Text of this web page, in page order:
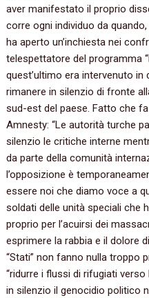
aver manifestato il proprio
corre ogni individuo da
ha aperto un’inchiesta nei
telespettatore del programma‭
quest’ultimo era intervenuto
rimanere in silenzio di fronte
sud-est del paese.‭ ‬Fatto che
Amnesty:‭ “‬Le autorità turche
silenzio le critiche interne
da parte della comunità
l’opposizione è
essere noi che diamo voce a
‬soldati delle unità speciali che
proprio per l’acuirsi dei
esprimere la rabbia e il dolore
“‬Stati‭” ‬non fanno nulla troppo
“‬ridurre i flussi di rifugiati verso
in silenzio il genocidio politico